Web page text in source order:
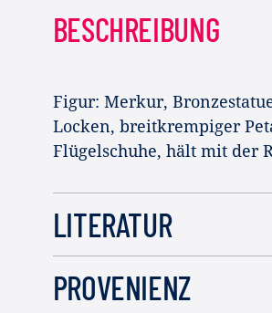
BESCHREIBUNG
Figur: Merkur,
Locken, breitkrempiger
Flügelschuhe, hält mit der
LITERATUR
PROVENIENZ